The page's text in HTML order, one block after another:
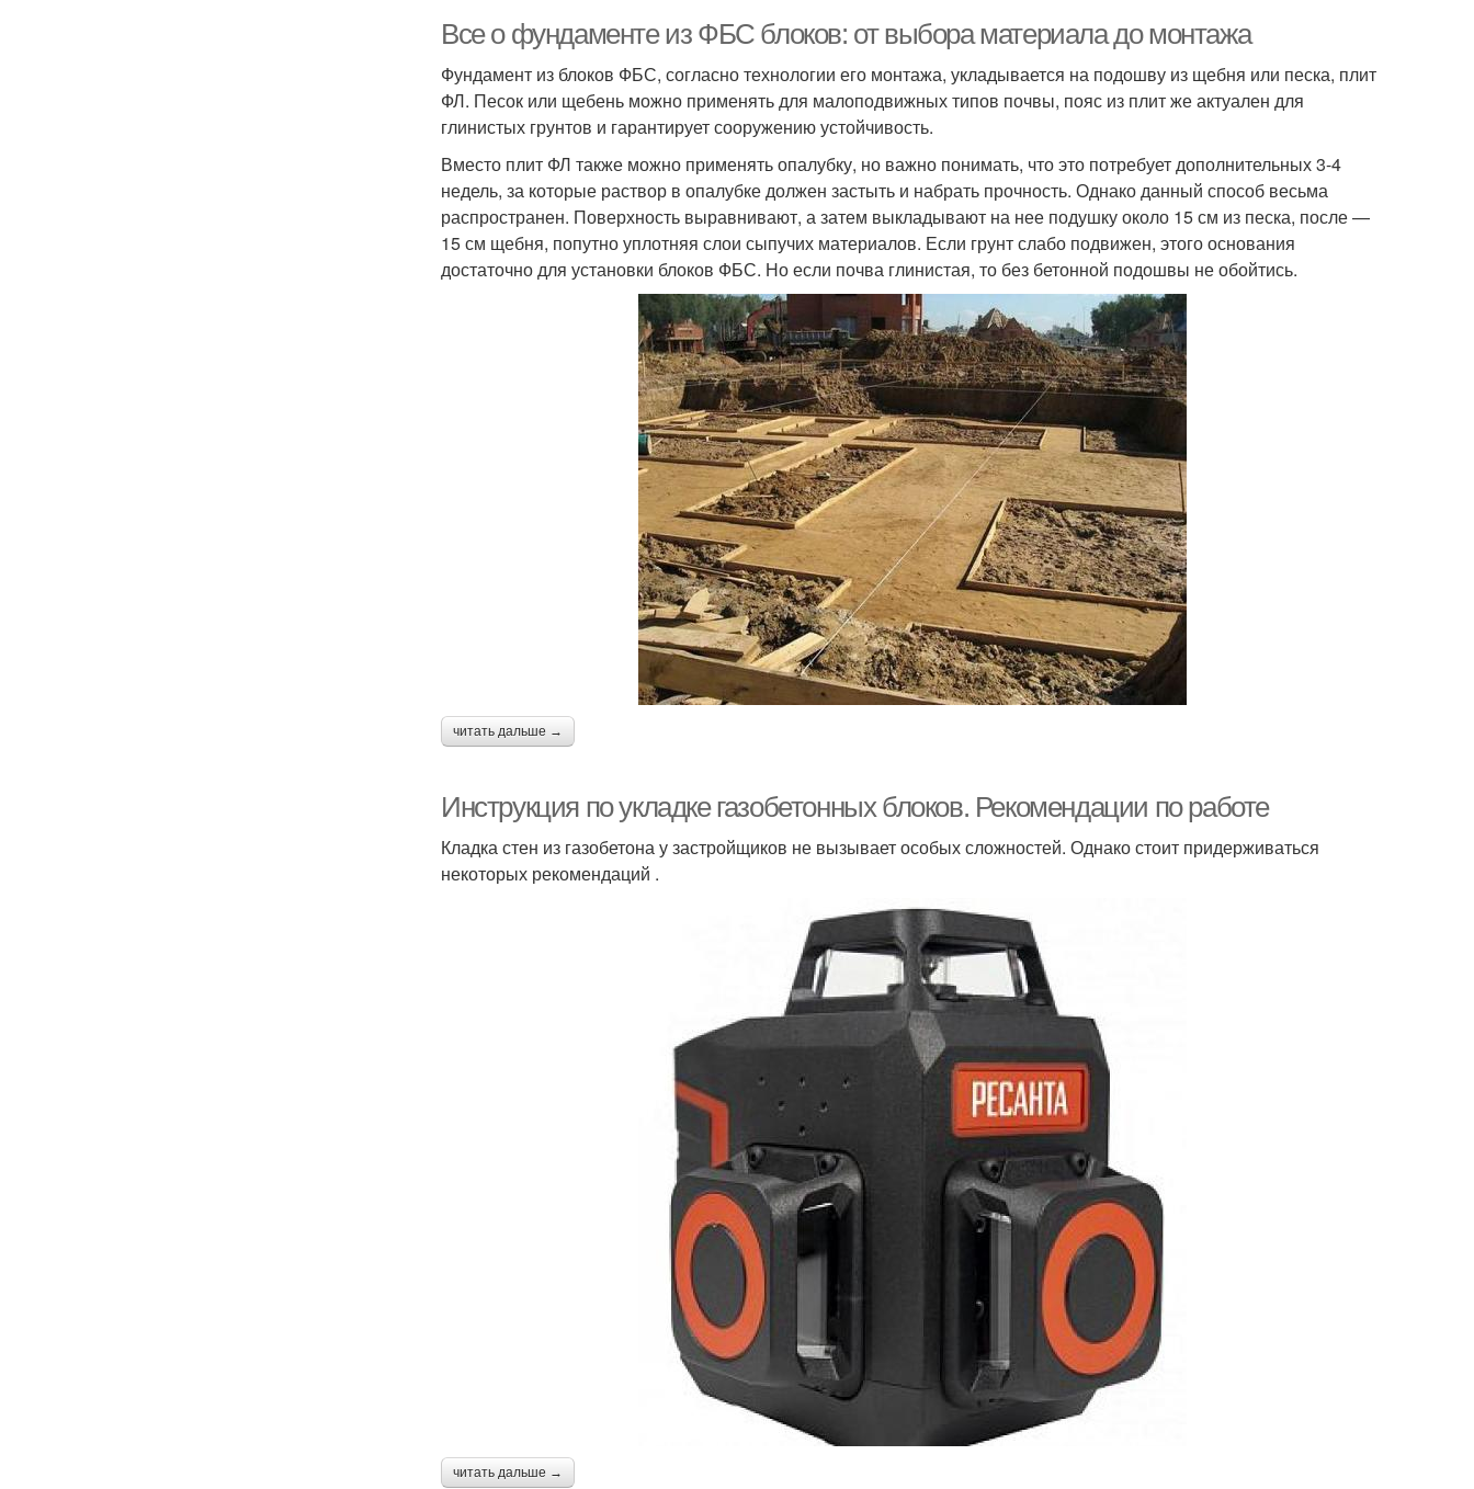
Все о фундаменте из ФБС блоков: от выбора материала до монтажа
Фундамент из блоков ФБС, согласно технологии его монтажа, укладывается на подошву из щебня или песка, плит
ФЛ. Песок или щебень можно применять для малоподвижных типов почвы, пояс из плит же актуален для
глинистых грунтов и гарантирует сооружению устойчивость.
Вместо плит ФЛ также можно применять опалубку, но важно понимать, что это потребует дополнительных 3-4
недель, за которые раствор в опалубке должен застыть и набрать прочность. Однако данный способ весьма
распространен. Поверхность выравнивают, а затем выкладывают на нее подушку около 15 см из песка, после —
15 см щебня, попутно уплотняя слои сыпучих материалов. Если грунт слабо подвижен, этого основания
достаточно для установки блоков ФБС. Но если почва глинистая, то без бетонной подошвы не обойтись.
читать дальше →
Инструкция по укладке газобетонных блоков. Рекомендации по работе
Кладка стен из газобетона у застройщиков не вызывает особых сложностей. Однако стоит придерживаться
некоторых рекомендаций .
читать дальше →